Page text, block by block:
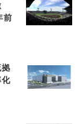
前
化